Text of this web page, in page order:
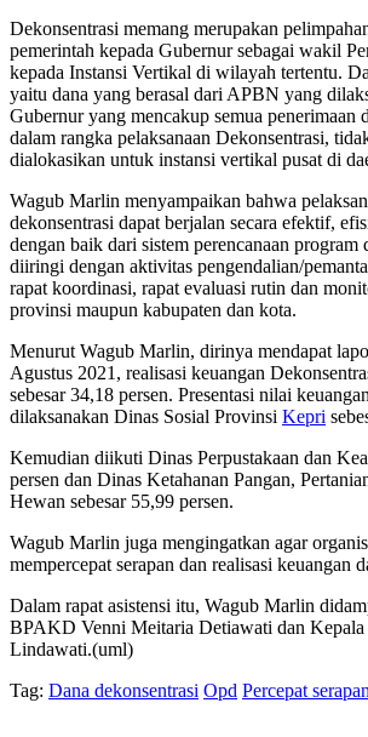
Dekonsentrasi memang merupakan
pemerintah kepada Gubernur sebagai wakil
kepada Instansi Vertikal di wilayah tertentu.
yaitu dana yang berasal dari APBN yang
Gubernur yang mencakup semua penerimaan
dalam rangka pelaksanaan Dekonsentrasi,
dialokasikan untuk instansi vertikal pusat di
Wagub Marlin menyampaikan bahwa
dekonsentrasi dapat berjalan secara efektif,
dengan baik dari sistem perencanaan program
diiringi dengan aktivitas pengendalian/
rapat koordinasi, rapat evaluasi rutin dan
provinsi maupun kabupaten dan kota.
Menurut Wagub Marlin, dirinya mendapat
Agustus 2021, realisasi keuangan
sebesar 34,18 persen. Presentasi nilai
dilaksanakan Dinas Sosial Provinsi Kepri
Kemudian diikuti Dinas Perpustakaan dan
persen dan Dinas Ketahanan Pangan,
Hewan sebesar 55,99 persen.
Wagub Marlin juga mengingatkan agar
mempercepat serapan dan realisasi keuangan
Dalam rapat asistensi itu, Wagub Marlin
BPAKD Venni Meitaria Detiawati dan
Lindawati.(uml)
Tag: Dana dekonsentrasi Opd Percepat serapan